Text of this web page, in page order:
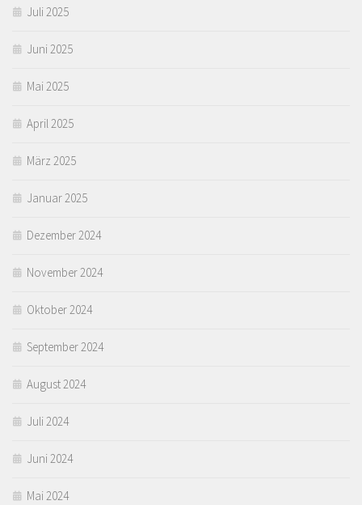
Juli 2025
Juni 2025
Mai 2025
April 2025
März 2025
Januar 2025
Dezember 2024
November 2024
Oktober 2024
September 2024
August 2024
Juli 2024
Juni 2024
Mai 2024